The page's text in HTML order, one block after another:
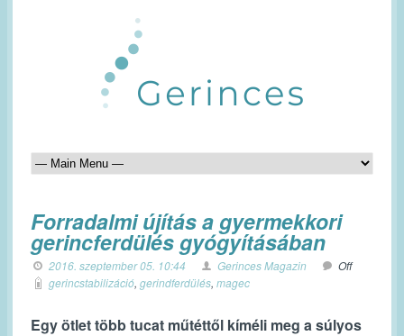
Forradalmi újítás a gyermekkori
gerincferdülés gyógyításában
2016. szeptember 05. 10:44 Gerinces Magazin
Off
gerincstabilizáció, gerindferdülés, magec
Egy ötlet több tucat műtéttől kíméli meg a súlyos